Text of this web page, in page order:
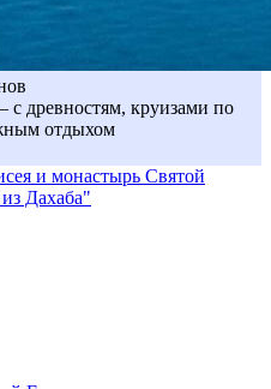
древностям, круизами по
отдыхом